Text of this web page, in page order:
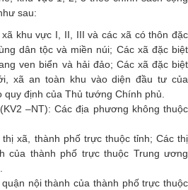
sau:
khu vực I, II, III và các xã có thôn đặc
dân tộc và miền núi; Các xã đặc biệt
ven biển và hải đảo; Các xã đặc biệt
xã an toàn khu vào diện đầu tư của
định của Thủ tướng Chính phủ.
–NT): Các địa phương không thuộc
xã, thành phố trực thuộc tỉnh; Các thị
của thành phố trực thuộc Trung ương
nội thành của thành phố trực thuộc